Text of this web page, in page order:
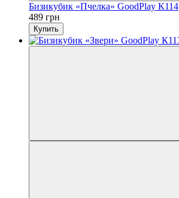
Бизикубик «Пчелка» GoodPlay К114
489 грн
Купить